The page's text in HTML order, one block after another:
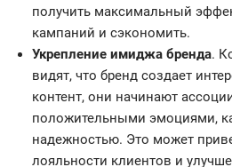
получить максимальный
кампаний и сэкономить.
Укрепление имиджа бренда.
видят, что бренд создает
контент, они начинают
положительными эмоциями,
надежностью. Это может
лояльности клиентов и